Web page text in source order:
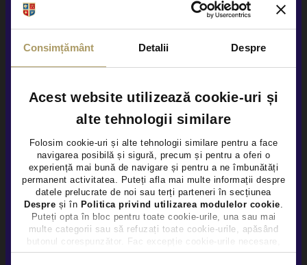
Consimțământ Detalii Despre
Acest website utilizează cookie-uri și
alte tehnologii similare
Folosim cookie-uri și alte tehnologii similare pentru a face
navigarea posibilă și sigură, precum și pentru a oferi o
experiență mai bună de navigare și pentru a ne îmbunătăți
permanent activitatea. Puteți afla mai multe informații despre
datele prelucrate de noi sau terți parteneri în secțiunea
Despre și în Politica privind utilizarea modulelor cookie
Puteți opta în bloc pentru toate cookie-urile, una sau mai
multe categorii sau să refuzați toate cookie-urile, apăsând
butonul corespunzător. Fac excepție cookie-urile necesare,
care sunt activate automat, conform legislației în vigoare.
JEEP COMPASS 1.3L
TVA INCLUS DEDUCTIBIL
Hybrid Plug-In (benz)
92.856Km 2022
Rulat
Vezi detalii
×